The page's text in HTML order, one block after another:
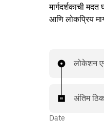
मार्गदर्शकाची
आणि लोकप्रिय
लोकेशन
अंतिम
Date